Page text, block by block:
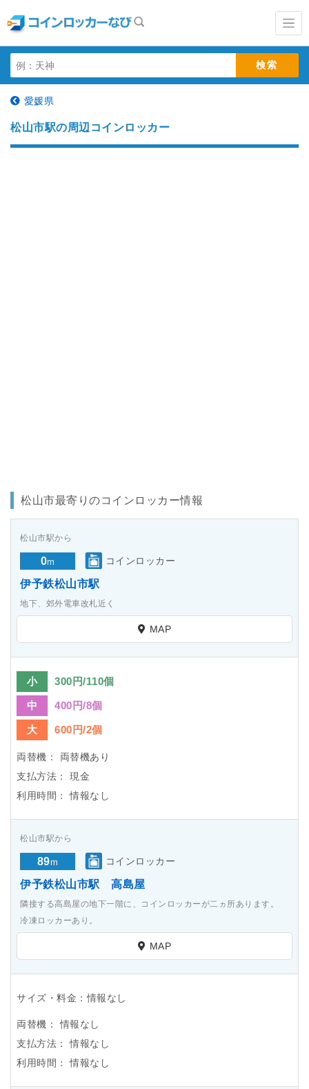
愛媛県
松山市駅の周辺コインロッカー
松山市最寄りのコインロッカー情報
松山市駅から
0m コインロッカー
伊予鉄松山市駅
地下、郊外電車改札近く
MAP
小 300円/110個
中 400円/8個
大 600円/2個
両替機：
両替機あり
支払方法：
現金
利用時間：
情報なし
松山市駅から
89m コインロッカー
伊予鉄松山市駅 高島屋
隣接する高島屋の地下一階に、コインロッカーが二ヵ所あります。
冷凍ロッカーあり。
MAP
サイズ・料金：情報なし
両替機：
情報なし
支払方法：
情報なし
利用時間：
情報なし